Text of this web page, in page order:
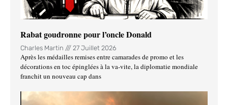
Rabat goudronne pour l’oncle Donald
Charles Martin 27 Juillet 2026
Après les médailles remises entre camarades de promo et les
décorations en toc épinglées à la va-vite, la diplomatie mondiale
franchit un nouveau cap dans